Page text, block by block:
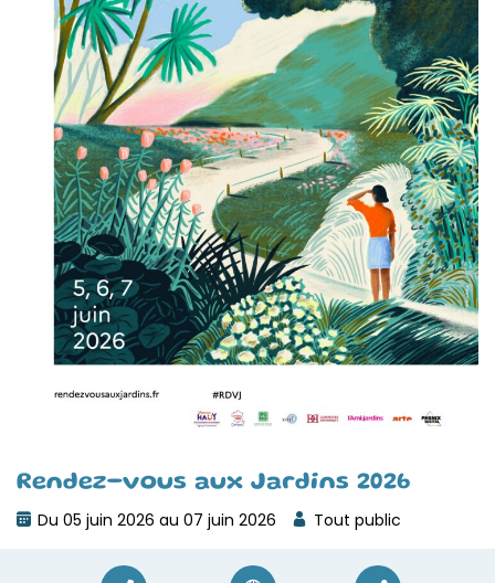
Rendez-vous aux Jardins 2026
Du 05 juin 2026 au 07 juin 2026 Tout public